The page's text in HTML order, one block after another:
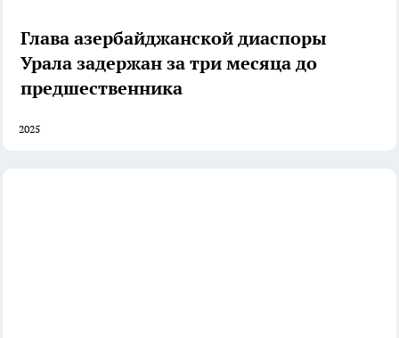
Глава азербайджанской диаспоры
Урала задержан за три месяца до
предшественника
2025